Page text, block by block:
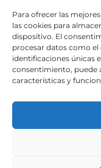
Para ofrecer las
las cookies para
dispositivo. El
procesar datos como
identificaciones únicas
consentimiento, puede
características y